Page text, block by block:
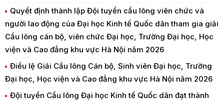
Quyết định thành lập Đội tuyển cầu lông viên chức và
người lao động của Đại học Kinh tế Quốc dân tham gia giải
Cầu lông cán bộ, viên chức Đại học, Trường Đại học, Học
viện và Cao đẳng khu vực Hà Nội năm 2026
Điều lệ Giải Cầu lông Cán bộ, Sinh viên Đại học, Trường
Đại học, Học viện và Cao đẳng khu vực Hà Nội năm 2026
Đội tuyển Cầu lông Đại học Kinh tế Quốc dân đạt thành